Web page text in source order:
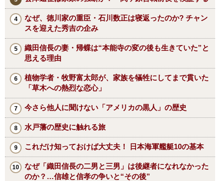
なぜ、徳川家の重臣・石川数正は寝返ったのか? チャン
スを迎えた秀吉の企み
織田信長の妻・帰蝶は“本能寺の変の後も生きていた”と
思える理由
植物学者・牧野富太郎が、家族を犠牲にしてまで貫いた
「草木への熱烈な恋心」
今さら他人に聞けない「アメリカの黒人」の歴史
水戸藩の歴史に触れる旅
これだけ知っておけば大丈夫！ 日本海軍艦艇10の基本
なぜ「織田信長の二男と三男」は後継者になれなかった
のか？…信雄と信孝の争いと“その後”